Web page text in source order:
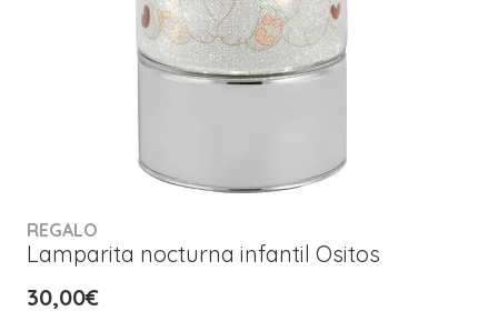
REGALO
Lamparita nocturna infantil Ositos
30,00€